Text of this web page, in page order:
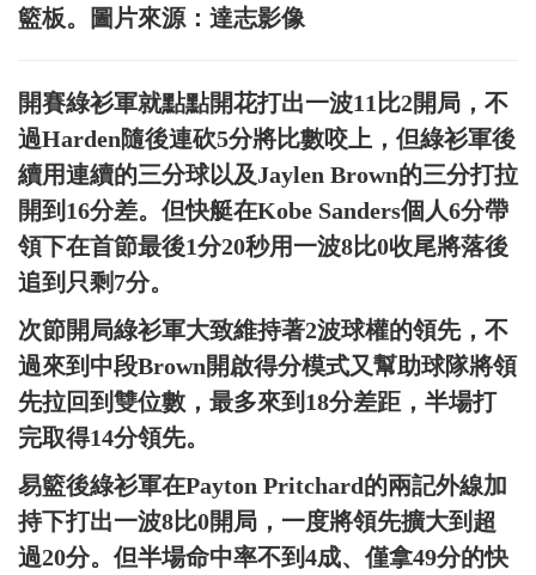
籃板。圖片來源：達志影像
開賽綠衫軍就點點開花打出一波11比2開局，不
過Harden隨後連砍5分將比數咬上，但綠衫軍後
續用連續的三分球以及Jaylen Brown的三分打拉
開到16分差。但快艇在Kobe Sanders個人6分帶
領下在首節最後1分20秒用一波8比0收尾將落後
追到只剩7分。
次節開局綠衫軍大致維持著2波球權的領先，不
過來到中段Brown開啟得分模式又幫助球隊將領
先拉回到雙位數，最多來到18分差距，半場打
完取得14分領先。
易籃後綠衫軍在Payton Pritchard的兩記外線加
持下打出一波8比0開局，一度將領先擴大到超
過20分。但半場命中率不到4成、僅拿49分的快